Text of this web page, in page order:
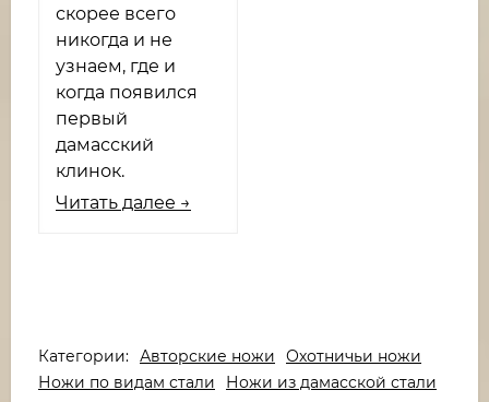
скорее всего
никогда и не
узнаем, где и
когда появился
первый
дамасский
клинок.
Читать далее →
Категории: Авторские ножи
Охотничьи ножи
Ножи по видам стали
Ножи из дамасской стали